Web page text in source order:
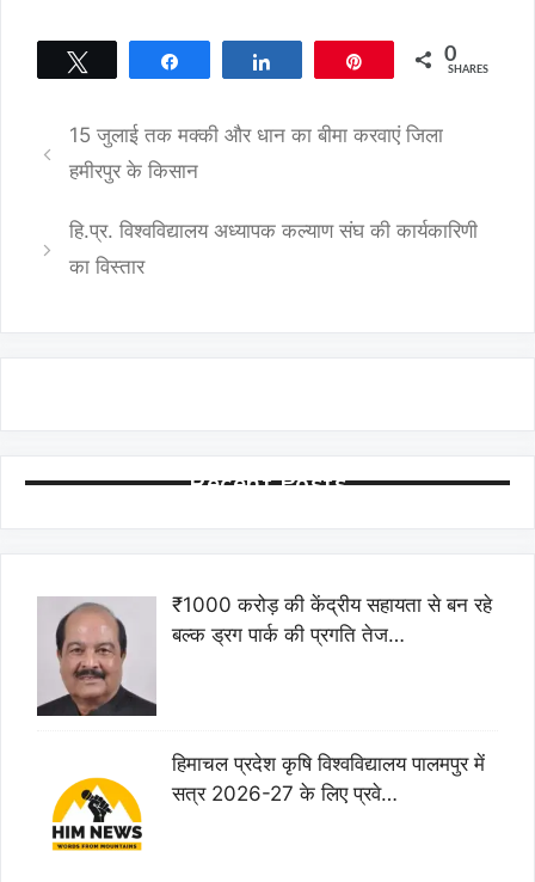
0
SHARES
15 जुलाई तक मक्की और धान का बीमा करवाएं जिला
हमीरपुर के किसान
हि.प्र. विश्वविद्यालय अध्यापक कल्याण संघ की कार्यकारिणी
का विस्तार
Recent Posts
₹1000 करोड़ की केंद्रीय सहायता से बन रहे
बल्क ड्रग पार्क की प्रगति तेज…
हिमाचल प्रदेश कृषि विश्वविद्यालय पालमपुर में
सत्र 2026-27 के लिए प्रवे…